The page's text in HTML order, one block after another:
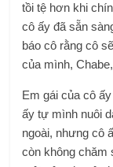
tồi tệ hơn khi
cô ấy đã sẵn
báo cô rằng cô
của mình,
Em gái của cô
ấy tự mình nuôi
ngoài, nhưng cô
còn không chăm